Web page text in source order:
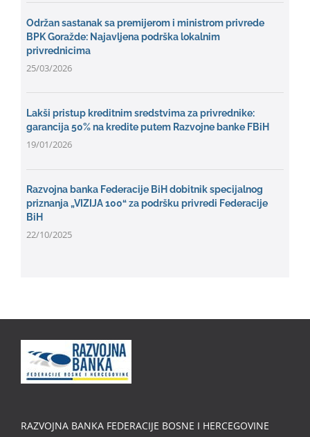
Održan sastanak sa premijerom i ministrom privrede
BPK Goražde: Najavljena podrška lokalnim
privrednicima
25/03/2026
Lakši pristup kreditnim sredstvima za privrednike:
garancija 50% na kredite putem Razvojne banke FBiH
19/01/2026
Razvojna banka Federacije BiH dobitnik specijalnog
priznanja „VIZIJA 100“ za podršku privredi Federacije
BiH
22/10/2025
RAZVOJNA BANKA FEDERACIJE BOSNE I HERCEGOVINE